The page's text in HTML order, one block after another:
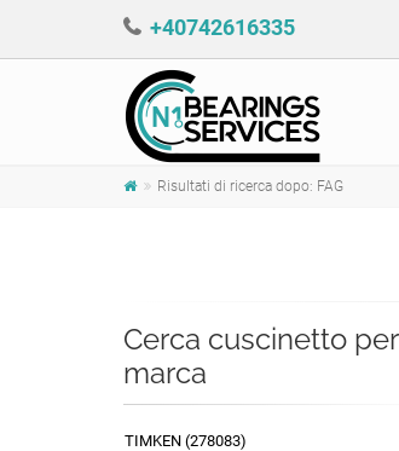
+40742616335
Risultati di ricerca dopo: FAG
Cerca cuscinetto per
marca
TIMKEN (278083)